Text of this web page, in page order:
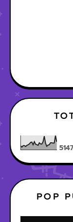
5147
POP